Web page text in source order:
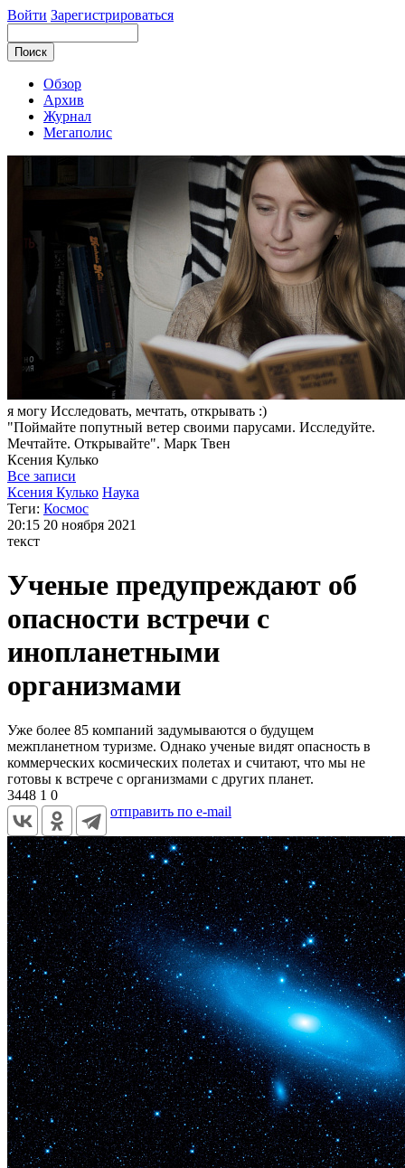
Войти Зарегистрироваться
Обзор
Архив
Журнал
Мегаполис
я могу Исследовать, мечтать, открывать :)
"Поймайте попутный ветер своими парусами. Исследуйте.
Мечтайте. Открывайте". Марк Твен
Ксения Кулько
Все записи
Ксения Кулько Наука
Теги: Космос
20:15 20 ноября 2021
текст
Ученые предупреждают об
опасности встречи с
инопланетными
организмами
Уже более 85 компаний задумываются о будущем
межпланетном туризме. Однако ученые видят опасность в
коммерческих космических полетах и считают, что мы не
готовы к встрече с организмами с других планет.
3448 1 0
отправить по e-mail